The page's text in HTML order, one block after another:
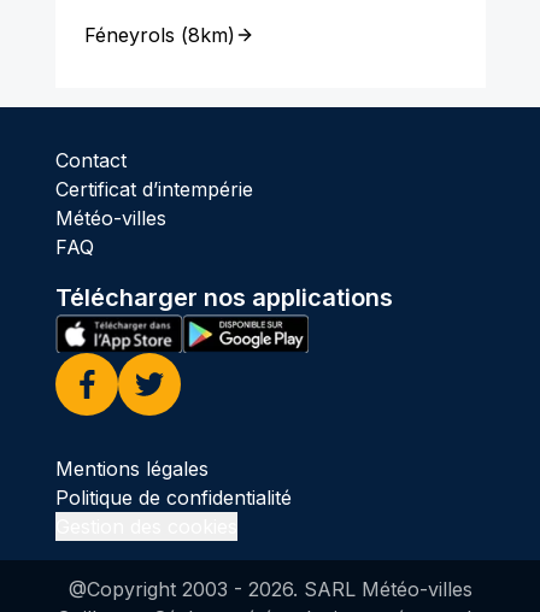
Féneyrols (8km)
Contact
Certificat d’intempérie
Météo-villes
FAQ
Télécharger nos applications
Facebook
Twitter
Mentions légales
Politique de confidentialité
@Copyright 2003 - 2026. SARL Météo-villes